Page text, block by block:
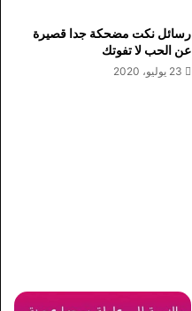
رسائل نكت مضحكة جدا قصيرة
عن الحب لا تفوتك
23 يوليو، 2020